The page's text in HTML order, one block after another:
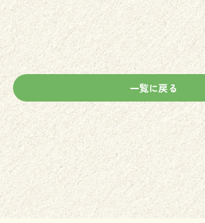
一覧に戻る